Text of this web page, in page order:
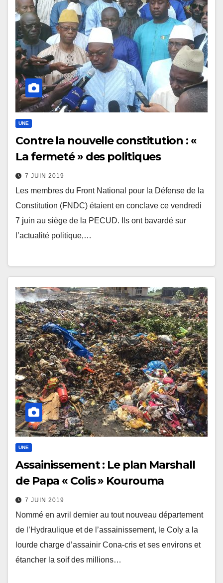
UNE
Contre la nouvelle constitution : «
La fermeté » des politiques
7 JUIN 2019
Les membres du Front National pour la Défense de la
Constitution (FNDC) étaient en conclave ce vendredi
7 juin au siège de la PECUD. Ils ont bavardé sur
l’actualité politique,…
UNE
Assainissement : Le plan Marshall
de Papa « Colis » Kourouma
7 JUIN 2019
Nommé en avril dernier au tout nouveau département
de l’Hydraulique et de l’assainissement, le Coly a la
lourde charge d’assainir Cona-cris et ses environs et
étancher la soif des millions…